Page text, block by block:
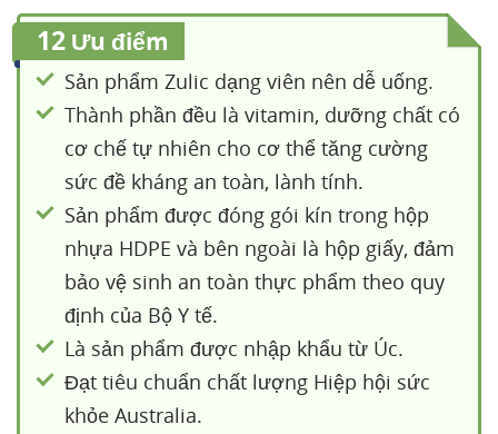
12 Ưu điểm
Sản phẩm Zulic dạng viên nên dễ uống.
Thành phần đều là vitamin, dưỡng chất có
cơ chế tự nhiên cho cơ thể tăng cường
sức đề kháng an toàn, lành tính.
Sản phẩm được đóng gói kín trong hộp
nhựa HDPE và bên ngoài là hộp giấy, đảm
bảo vệ sinh an toàn thực phẩm theo quy
định của Bộ Y tế.
Là sản phẩm được nhập khẩu từ Úc.
Đạt tiêu chuẩn chất lượng Hiệp hội sức
khỏe Australia.